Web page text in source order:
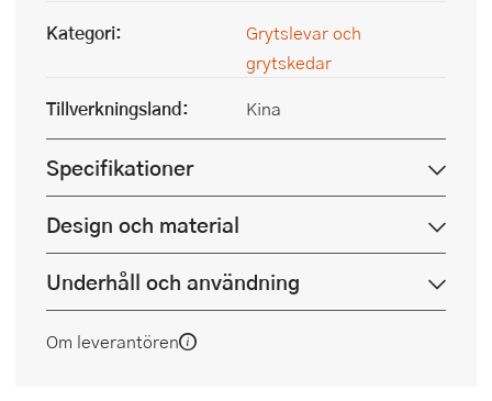
Kategori:
Grytslevar och
grytskedar
Tillverkningsland:
Kina
Specifikationer
Design och material
Underhåll och användning
Om leverantören